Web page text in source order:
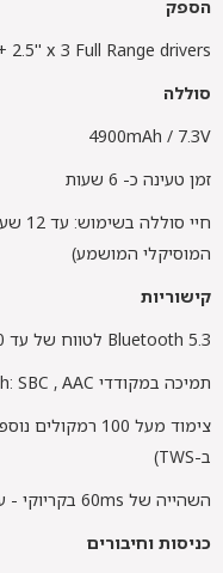
הספק
2.5'' x 3 Full Range drivers
סוללה
4900mAh / 7.3V
זמן טעינה כ- 6 שעות
חיי
המוסיקלי המושמע)
קישוריות
Bluetooth 5.3 לטווח של עד 50 מטר
תמיכה במקודדי Bluetooth: SBC , AAC
צימוד מעל 100 רמקולים נוספים בטכנולוגיית Auracast
ב-TWS)
השהייה של 60ms בקריוקי - עיבוד קול מהיר במיוחד
כניסות וחיבורים